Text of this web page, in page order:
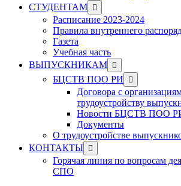
СТУДЕНТАМ Show
sub
menu
Расписание 2023-2024
Правила внутреннего
Газета
Учебная часть
ВЫПУСКНИКАМ Show
sub
menu
БЦСТВ ПОО РИ
Show
sub
menu
Договора с
трудоустройству
Новости БЦСТВ ПОО
Документы
О трудоустройстве
КОНТАКТЫ Show
sub
menu
Горячая линия по вопросам
СПО